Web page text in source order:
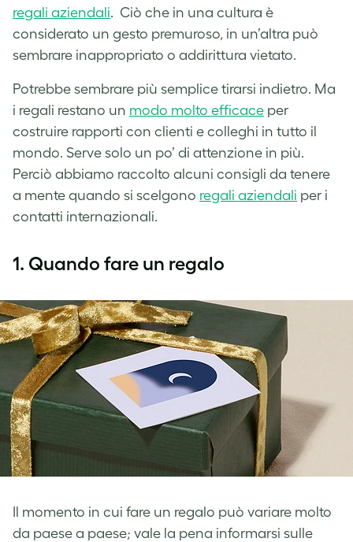
regali aziendali. Ciò che in una cultura è
considerato un gesto premuroso, in un’altra può
sembrare inappropriato o addirittura vietato.
Potrebbe sembrare più semplice tirarsi indietro. Ma
i regali restano un modo molto efficace per
costruire rapporti con clienti e colleghi in tutto il
mondo. Serve solo un po’ di attenzione in più.
Perciò abbiamo raccolto alcuni consigli da tenere
a mente quando si scelgono regali aziendali per i
contatti internazionali.
1. Quando fare un regalo
Il momento in cui fare un regalo può variare molto
da paese a paese; vale la pena informarsi sulle